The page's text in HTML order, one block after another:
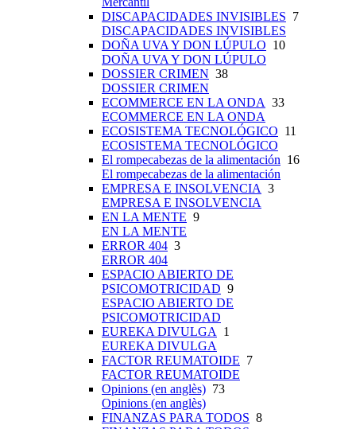
DISCAPACIDADES INVISIBLES 7
DISCAPACIDADES INVISIBLES
DOÑA UVA Y DON LÚPULO 10
DOÑA UVA Y DON LÚPULO
DOSSIER CRIMEN 38
DOSSIER CRIMEN
ECOMMERCE EN LA ONDA 33
ECOMMERCE EN LA ONDA
ECOSISTEMA TECNOLÓGICO 11
ECOSISTEMA TECNOLÓGICO
El rompecabezas de la alimentación 16
El rompecabezas de la alimentación
EMPRESA E INSOLVENCIA 3
EMPRESA E INSOLVENCIA
EN LA MENTE 9
EN LA MENTE
ERROR 404 3
ERROR 404
ESPACIO ABIERTO DE
PSICOMOTRICIDAD 9
ESPACIO ABIERTO DE
PSICOMOTRICIDAD
EUREKA DIVULGA
1
EUREKA DIVULGA
FACTOR REUMATOIDE 7
FACTOR REUMATOIDE
Opinions (en anglès) 73
Opinions (en anglès)
FINANZAS PARA TODOS 8